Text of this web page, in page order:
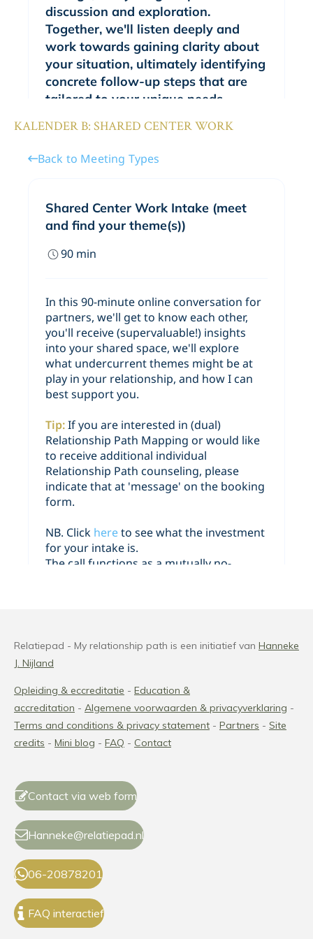
KALENDER B: SHARED CENTER WORK
Relatiepad - My relationship path is een initiatief van Hanneke
J. Nijland
Opleiding & eccreditatie - Education &
accreditation - Algemene voorwaarden & privacyverklaring -
Terms and conditions & privacy statement - Partners - Site
credits - Mini blog - FAQ - Contact
Contact via web form
Hanneke@relatiepad.nl
06-20878201
FAQ interactief